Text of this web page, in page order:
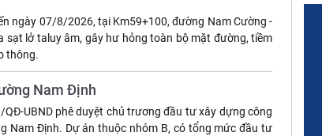
ngày 07/8/2026, tại Km59+100, đường Nam Cường -
sạt lở taluy âm, gây hư hỏng toàn bộ mặt đường, tiềm
thông.
Nam Định
UBND phê duyệt chủ trương đầu tư xây dựng công
Nam Định. Dự án thuộc nhóm B, có tổng mức đầu tư